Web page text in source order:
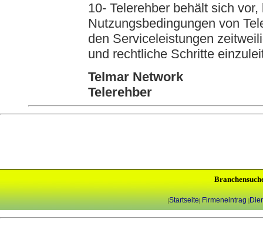
10- Telerehber behält sich
Nutzungsbedingungen von
den Serviceleistungen
und rechtliche Schritte
Telmar Network
Telerehber
|Startseite| Firmeneintrag |